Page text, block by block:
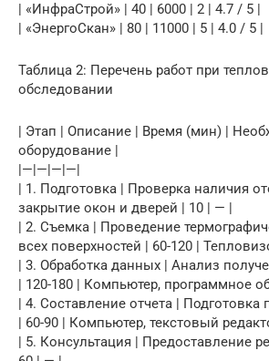
| «ИнфраСтрой» | 40 | 6000 | 2 | 4.7 / 5 |
| «ЭнергоСкан» | 80 | 11000 | 5 | 4.0 / 5 |
Таблица 2: Перечень работ при
обследовании
| Этап | Описание | Время (мин) |
оборудование |
|—|—|—|—|
| 1. Подготовка | Проверка наличия
закрытие окон и дверей | 10 | — |
| 2. Съемка | Проведение
всех поверхностей | 60-120 |
| 3. Обработка данных | Анализ
| 120-180 | Компьютер, программное
| 4. Составление отчета | Подготовка
| 60-90 | Компьютер, текстовый
| 5. Консультация | Предоставление